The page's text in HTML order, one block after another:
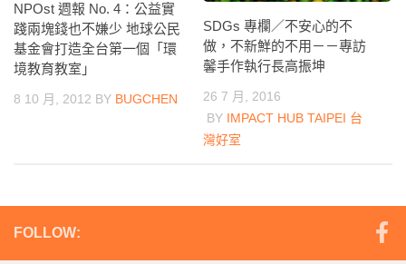
NPOst 週報 No. 4：公益實
踐兩塊錢也不嫌少 地球公民
基金會打造全台第一個「環
境教育教室」
8 10 月, 2012 BY BUGCHEN
SDGs 專欄／不安心的不
做，不新鮮的不用－－專訪
馨手作執行長高振坤
26 7 月, 2016
BY IMPACT HUB TAIPEI 台
灣好室
FOLLOW: